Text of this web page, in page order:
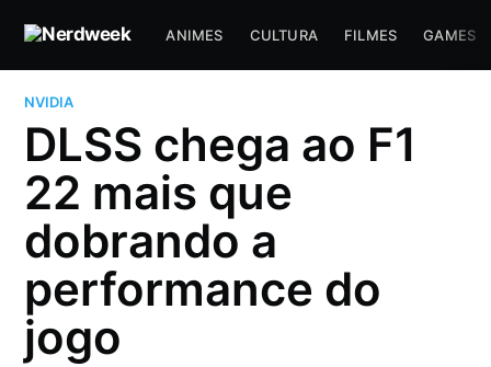
ANIMES CULTURA FILMES GAMES
NVIDIA
DLSS chega ao F1
22 mais que
dobrando a
performance do
jogo